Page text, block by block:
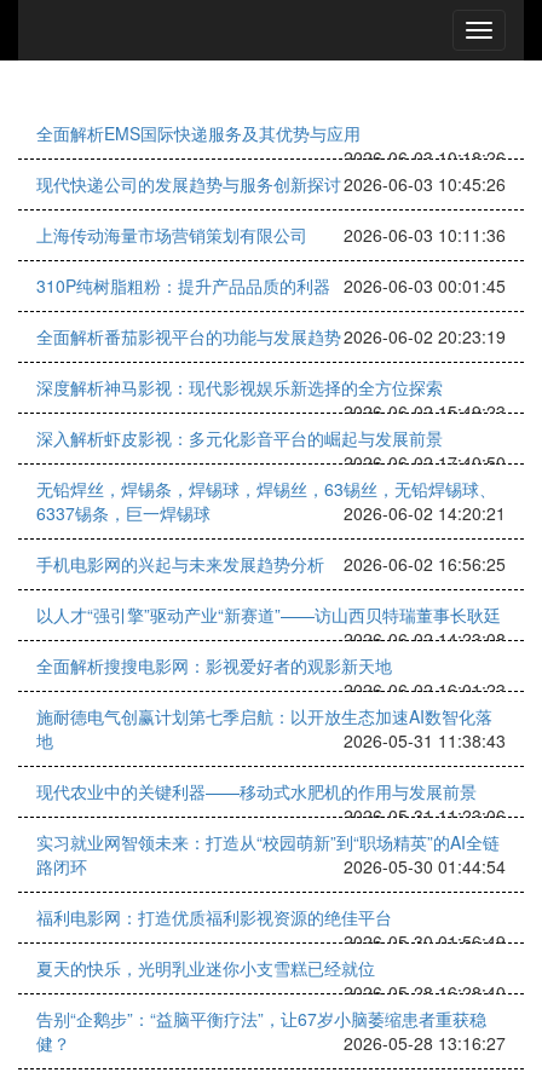
全面解析EMS国际快递服务及其优势与应用
2026-06-03 10:18:26
现代快递公司的发展趋势与服务创新探讨2026-06-03 10:45:26
上海传动海量市场营销策划有限公司 2026-06-03 10:11:36
310P纯树脂粗粉：提升产品品质的利器 2026-06-03 00:01:45
全面解析番茄影视平台的功能与发展趋势2026-06-02 20:23:19
深度解析神马影视：现代影视娱乐新选择的全方位探索
2026-06-02 15:49:23
深入解析虾皮影视：多元化影音平台的崛起与发展前景
2026-06-02 17:40:50
无铅焊丝，焊锡条，焊锡球，焊锡丝，63锡丝，无铅焊锡球、
6337锡条，巨一焊锡球
2026-06-02 14:20:21
手机电影网的兴起与未来发展趋势分析 2026-06-02 16:56:25
以人才“强引擎”驱动产业“新赛道”——访山西贝特瑞董事长耿廷
2026-06-02 14:23:08
全面解析搜搜电影网：影视爱好者的观影新天地
2026-06-02 16:01:23
施耐德电气创赢计划第七季启航：以开放生态加速AI数智化落
地
2026-05-31 11:38:43
现代农业中的关键利器——移动式水肥机的作用与发展前景
2026-05-31 11:23:06
实习就业网智领未来：打造从“校园萌新”到“职场精英”的AI全链
路闭环
2026-05-30 01:44:54
福利电影网：打造优质福利影视资源的绝佳平台
2026-05-30 01:56:49
夏天的快乐，光明乳业迷你小支雪糕已经就位
2026-05-28 16:28:40
告别“企鹅步”：“益脑平衡疗法”，让67岁小脑萎缩患者重获稳
健？
2026-05-28 13:16:27